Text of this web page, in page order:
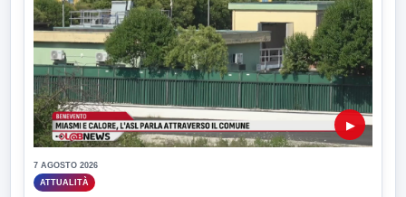
▶
7 AGOSTO 2026
ATTUALITÀ